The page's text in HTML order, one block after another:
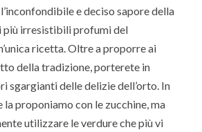
e deciso sapore della
più irresistibili profumi del
ricetta. Oltre a proporre ai
della tradizione, porterete in
sgargianti delle delizie dell’orto. In
la proponiamo con le zucchine, ma
utilizzare le verdure che più vi